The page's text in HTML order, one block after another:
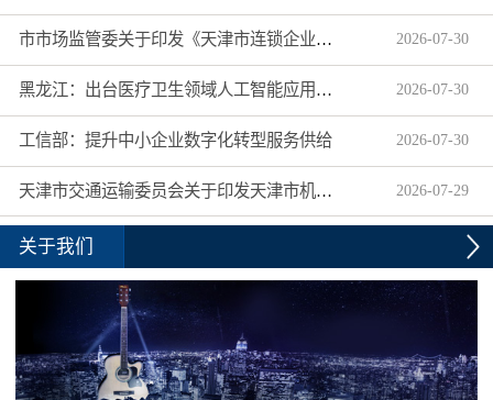
市市场监管委关于印发《天津市连锁企业食品经营许可“先证后核”信用承诺审批实施办法》的通知 2026-07-30
黑龙江：出台医疗卫生领域人工智能应用工作实施方案 2026-07-30
工信部：提升中小企业数字化转型服务供给 2026-07-30
天津市交通运输委员会关于印发天津市机动车驾驶员培训机构及教练员综合信用评价管理办法的通知 2026-07-29
关于我们